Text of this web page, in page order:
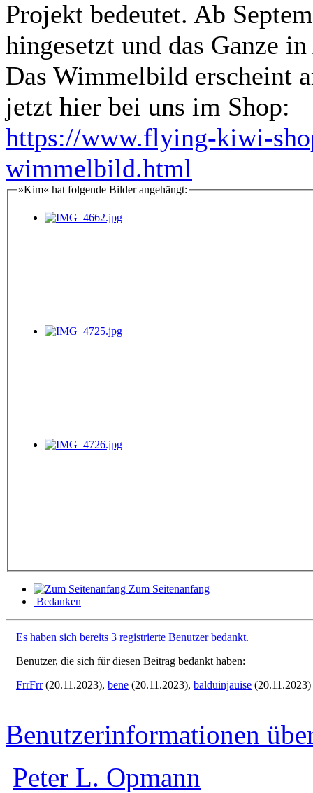
Projekt bedeutet. Ab
hingesetzt und das Ganze
Das Wimmelbild erscheint
jetzt hier bei uns im Shop:
https://www.flying-kiwi-
wimmelbild.html
»Kim« hat folgende Bilder angehängt:
Zum Seitenanfang
Bedanken
Es haben sich bereits 3 registrierte Benutzer bedankt.
Benutzer, die sich für diesen Beitrag bedankt haben:
FrrFrr(20.11.2023), bene (20.11.2023), balduinjauise (20.11.2023)
Benutzerinformationen
Peter L. Opmann